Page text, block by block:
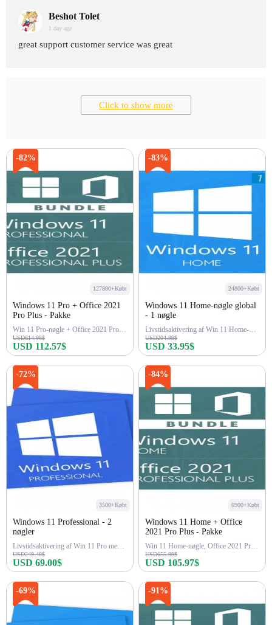
Beshot Tolet
1 day age
great support customer service was great
Click to show more
-82%
127800+Købt
Windows 11 Pro + Office 2021
Pro Plus - Pakke
Win 11 Pro-nøgle + Office 2021 Pro-nøgle
USD614.98$
USD 112.57$
-83%
24800+Købt
Windows 11 Home-nøgle global
- 1 nøgle
Livstidsaktivering af Win 11 Home-nøgle
USD204.99$
USD 33.95$
-72%
3500+Købt
Windows 11 Professional - 2
nøgler
Livstidsaktivering af Win 11 Pro med 2 nøgler
USD249.48$
USD 69.00$
-84%
6900+Købt
Windows 11 Home + Office
2021 Pro Plus - Pakke
Win 11 Home-nøgle, Office 2021 Pro-nøgle
USD655.89$
USD 105.97$
-69% -91%